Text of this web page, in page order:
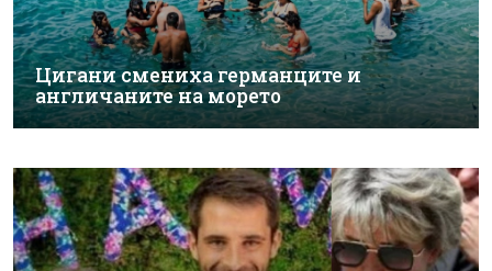
Цигани смениха германците и
англичаните на морето